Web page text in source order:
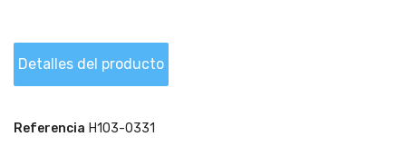
Detalles del producto
Referencia H103-0331